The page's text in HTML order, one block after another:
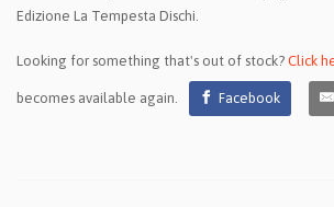
Edizione La Tempesta Dischi.
Looking for something that's out of stock? Click
becomes available again. Facebook